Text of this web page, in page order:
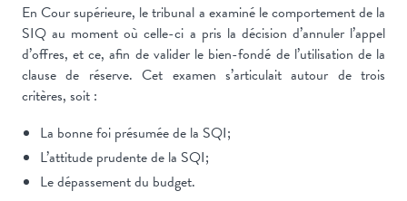
En Cour supérieure, le tribunal a examiné le comportement de la
SIQ au moment où celle-ci a pris la décision d’annuler l’appel
d’offres, et ce, afin de valider le bien-fondé de l’utilisation de la
clause de réserve. Cet examen s’articulait autour de trois
critères, soit :
La bonne foi présumée de la SQI;
L’attitude prudente de la SQI;
Le dépassement du budget.